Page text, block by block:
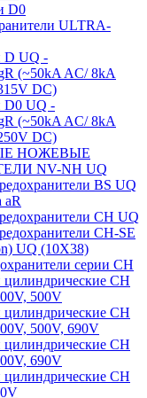
D0
ULTRA-
D UQ -
(~50kA AC/ 8kA
DC)
D0 UQ -
(~50kA AC/ 8kA
DC)
НОЖЕВЫЕ
NV-NH UQ
BS UQ
aR
CH UQ
CH-SE
UQ (10X38)
серии CH
CH
500V
CH
500V, 690V
CH
690V
CH